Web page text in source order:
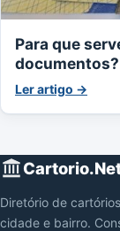
Para que
documentos?
Ler artigo →
Diretório de
cidade e bairro.